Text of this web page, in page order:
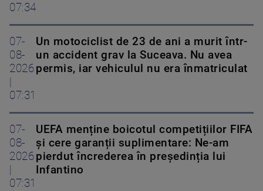
07:34
07-
08-
2026
07:31
Un motociclist de 23 de ani a murit într-
un accident grav la Suceava. Nu avea
permis, iar vehiculul nu era înmatriculat
07-
08-
2026
07:31
UEFA menține boicotul competițiilor FIFA
și cere garanții suplimentare: Ne-am
pierdut încrederea în președinția lui
Infantino